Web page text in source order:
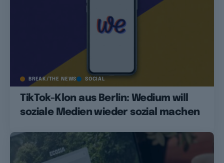
BREAK/THE NEWS SOCIAL
TikTok-Klon aus Berlin: Wedium will
soziale Medien wieder sozial machen